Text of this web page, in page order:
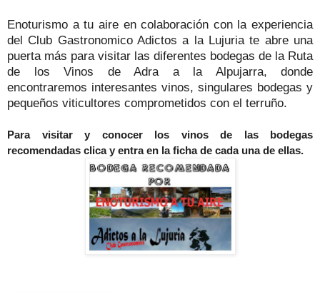
Enoturismo a tu aire en colaboración con la experiencia
del Club Gastronomico Adictos a la Lujuria te abre una
puerta más para visitar las diferentes bodegas de la Ruta
de los Vinos de Adra a la Alpujarra, donde
encontraremos interesantes vinos, singulares bodegas y
pequeños viticultores comprometidos con el terruño.
Para visitar y conocer los vinos de las bodegas
recomendadas clica y entra en la ficha de cada una de ellas.